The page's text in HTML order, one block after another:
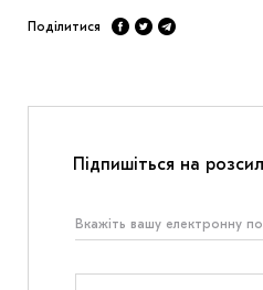
Поділитися
Підпишіться на